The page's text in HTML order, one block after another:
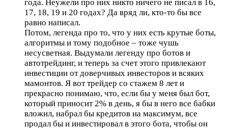
года. Неужели про них никто ничего не писал в 16,
17, 18, 19 и 20 годах? Да вряд ли, кто-то бы все
равно написал.
Потом, легенда про то, что у них есть крутые боты,
алгоритмы и тому подобное – тоже чушь
несусветная. Выдумали легенду про ботов и
автотрейдинг, и теперь за счет этого привлекают
инвестиции от доверчивых инвесторов и всяких
мамонтов. Я вот трейдер со стажем 8 лет и
прекрасно понимаю, что, если бы у меня был бот,
который приносит 2% в день, я бы в него все бабки
вложил, набрал бы кредитов на максимум, все
продал бы и инвестировал в этого бота, чтобы он